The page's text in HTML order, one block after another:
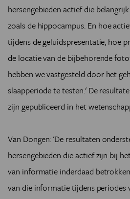
hersengebieden actief die
zoals de hippocampus. En hoe
tijdens de geluidspresentatie, hoe
de locatie van de bijbehorende
hebben we vastgesteld door het
slaapperiode te testen.' De
zijn gepubliceerd in het
Van Dongen: 'De resultaten
hersengebieden die actief zijn bij
van informatie inderdaad
van die informatie tijdens periodes